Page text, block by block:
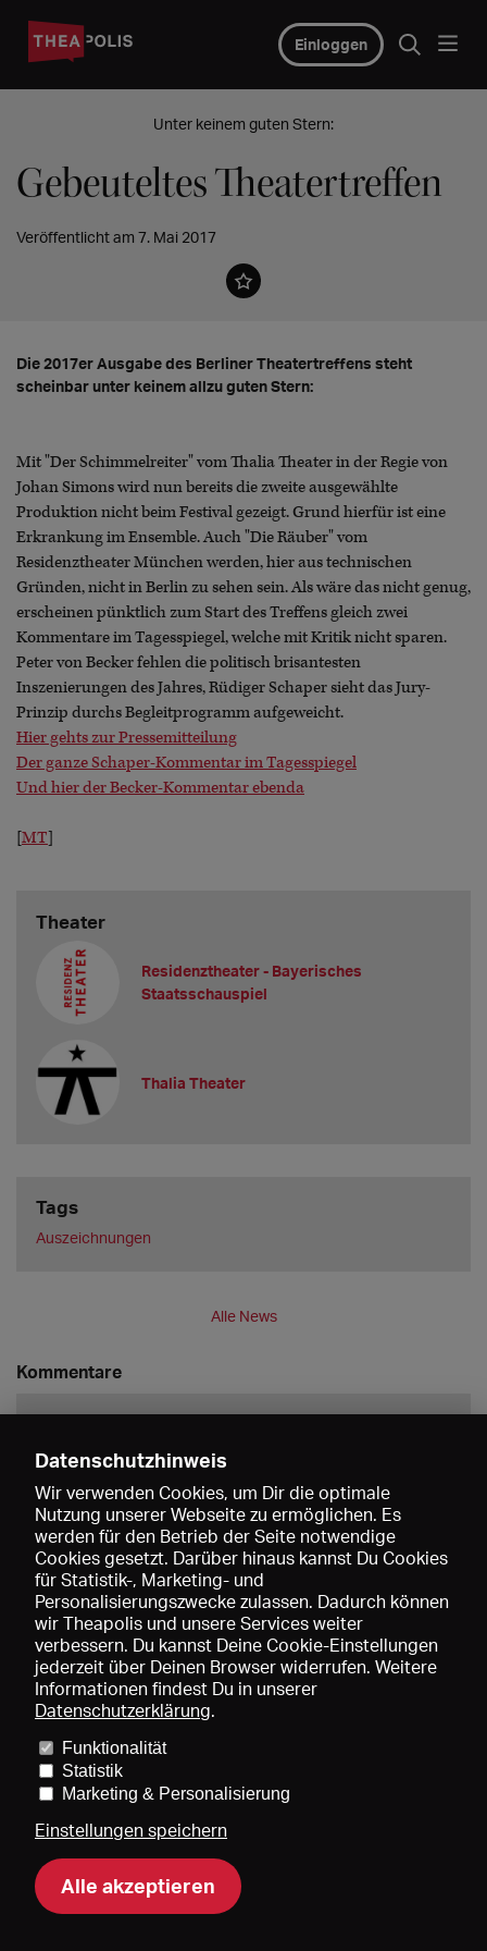
Einloggen
Unter keinem guten Stern:
Gebeuteltes Theatertreffen
Veröffentlicht am 7. Mai 2017
Die 2017er Ausgabe des Berliner Theatertreffens steht
scheinbar unter keinem allzu guten Stern:
Mit "Der Schimmelreiter" vom Thalia Theater in der Regie von
Johan Simons wird nun bereits die zweite ausgewählte
Produktion nicht beim Festival gezeigt. Grund hierfür ist eine
Erkrankung im Ensemble. Auch "Die Räuber" vom
Residenztheater München werden, hier aus technischen
Gründen, nicht in Berlin zu sehen sein. Als wäre das nicht genug,
erscheinen pünktlich zum Start des Treffens gleich zwei
Kommentare im Tagesspiegel, welche mit Kritik nicht sparen.
Peter von Becker fehlen die politisch brisantesten
Inszenierungen des Jahres, Rüdiger Schaper sieht das Jury-
Prinzip durchs Begleitprogramm aufgeweicht.
Hier gehts zur Pressemitteilung
Der ganze Schaper-Kommentar im Tagesspiegel
Und hier der Becker-Kommentar ebenda
[MT]
Theater
Residenztheater - Bayerisches
Staatsschauspiel
Thalia Theater
Tags
Auszeichnungen
Alle News
Kommentare
Speichern
Preise und Mitgliedschaften
Mediadaten
Über uns Impressum
DE
Datenschutzhinweis
Wir verwenden Cookies, um Dir die optimale
Nutzung unserer Webseite zu ermöglichen. Es
werden für den Betrieb der Seite notwendige
Cookies gesetzt. Darüber hinaus kannst Du Cookies
für Statistik-, Marketing- und
Personalisierungszwecke zulassen. Dadurch können
wir Theapolis und unsere Services weiter
verbessern. Du kannst Deine Cookie-Einstellungen
jederzeit über Deinen Browser widerrufen. Weitere
Informationen findest Du in unserer
Datenschutzerklärung.
Funktionalität
Statistik
Marketing & Personalisierung
Einstellungen speichern
Alle akzeptieren